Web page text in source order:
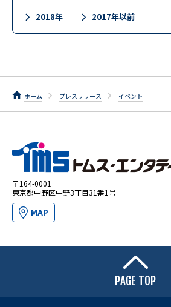
2018年
2017年以前
ホーム プレスリリース イベント
〒164-0001
東京都中野区中野3丁目31番1号
MAP
PAGE TOP